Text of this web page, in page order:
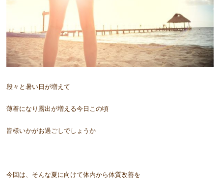
段々と暑い日が増えて
薄着になり露出が増える今日この頃
皆様いかがお過ごしでしょうか
今回は、そんな夏に向けて体内から体質改善を